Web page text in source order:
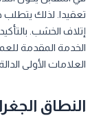
تعقيدا. لذلك يتطلب
إتلاف الخشب.
الخدمة المقدمة
العلامات الأولى
النطاق